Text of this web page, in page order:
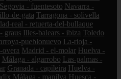
Segovia - fuentesoto Navarra -
de-gata Tarragona - solivella
real - retuerta-del-bullaque
graus Illes-balears - ibiza Toledo
pueblonuevo La-rioja -
overa Madrid - el-molar Huelva -
Málaga - algarrobo Las-palmas -
Granada - capileira Huelva -
Málaga - manilva Huesca -